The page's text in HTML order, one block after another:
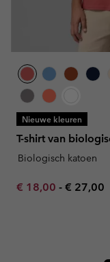
Nieuwe kleuren
T-shirt van
Biologisch katoen
Minimum sale
€ 18,00 - € 27,00